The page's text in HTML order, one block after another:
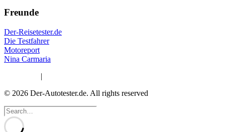
Freunde
Der-Reisetester.de
Die Testfahrer
Motoreport
Nina Carmaria
|
© 2026 Der-Autotester.de. All rights reserved